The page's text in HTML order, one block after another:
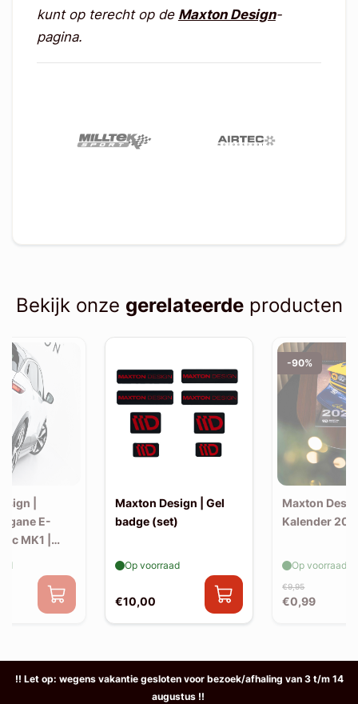
kunt op terecht op de Maxton Design-
pagina.
Bekijk onze gerelateerdeproducten
|
E-
MK1 |
Maxton Design | Gel
badge (set)
€10,00
Op voorraad
-90%
Maxton
Kalender
€9,95
€0,99
Op voorraad
!! Let op: wegens vakantie gesloten voor bezoek/afhaling van 3 t/m 14
augustus !!